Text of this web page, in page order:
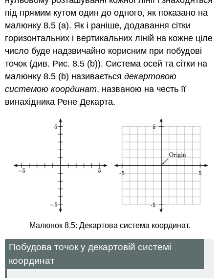
під прямим кутом один до одного, як показано на
малюнку 8.5 (а). Як і раніше, додавання сітки
горизонтальних і вертикальних ліній на кожне ціле
число буде надзвичайно корисним при побудові
точок (див. Рис. 8.5 (b)). Система осей та сітки на
малюнку 8.5 (b) називаєтьсядекартовою
системою координат, названою на честь її
винахідника Рене Декарта.
Малюнок 8.5: Декартова система координат.
Побудова точок у декартовій системі
координат